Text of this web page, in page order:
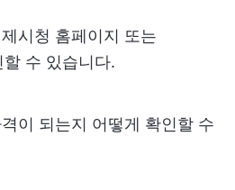
시청 홈페이지 또는
수 있습니다.
이 되는지 어떻게 확인할 수